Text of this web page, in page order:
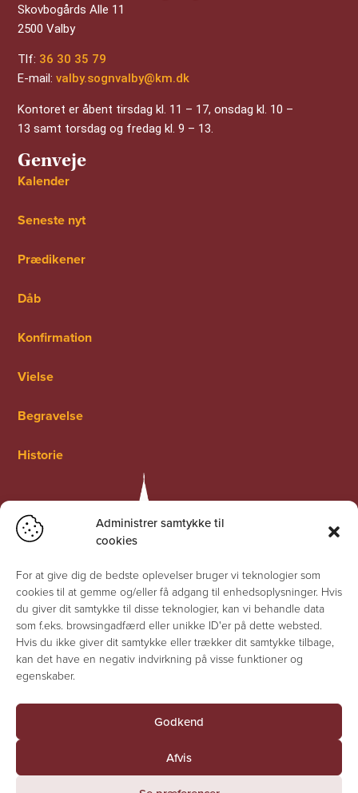
Administrer samtykke til
cookies
For at give dig de bedste oplevelser bruger vi teknologier som
cookies til at gemme og/eller få adgang til enhedsoplysninger. Hvis
du giver dit samtykke til disse teknologier, kan vi behandle data
som f.eks. browsingadfærd eller unikke ID'er på dette websted.
Hvis du ikke giver dit samtykke eller trækker dit samtykke tilbage,
kan det have en negativ indvirkning på visse funktioner og
egenskaber.
Godkend
Afvis
Skovbogårds Alle 11
2500 Valby
Tlf: 36 30 35 79
E-mail:valby.sognvalby@km.dk
Kontoret er åbent tirsdag kl. 11 – 17, onsdag kl. 10 –
13 samt torsdag og fredag kl. 9 – 13.
Genveje
Kalender
Seneste nyt
Prædikener
Dåb
Konfirmation
Vielse
Begravelse
Historie